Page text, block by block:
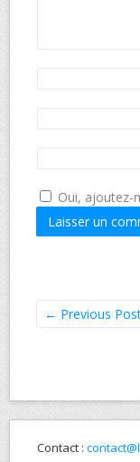
Oui, ajoutez-
← Previous
Contact :